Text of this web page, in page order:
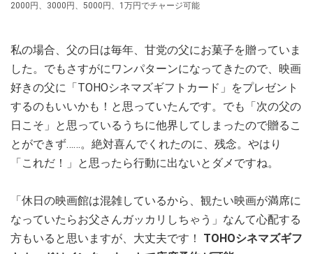
2000円、3000円、5000円、1万円でチャージ可能
私の場合、父の日は毎年、甘党の父にお菓子を贈っていま
した。でもさすがにワンパターンになってきたので、映画
好きの父に「TOHOシネマズギフトカード」をプレゼント
するのもいいかも！と思っていたんです。でも「次の父の
日こそ」と思っているうちに他界してしまったので贈るこ
とができず……。絶対喜んでくれたのに、残念。やはり
「これだ！」と思ったら行動に出ないとダメですね。
「休日の映画館は混雑しているから、観たい映画が満席に
なっていたらお父さんガッカリしちゃう」なんて心配する
方もいると思いますが、大丈夫です！ TOHOシネマズギフ